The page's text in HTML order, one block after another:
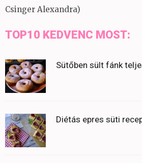
Csinger Alexandra)
TOP10 KEDVENC MOST:
Sütőben sült fánk
Diétás epres süti